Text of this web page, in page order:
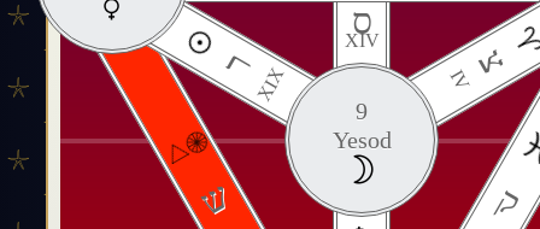
ס
XIV
רXIX
צ
IV
ק ש
9
Yesod